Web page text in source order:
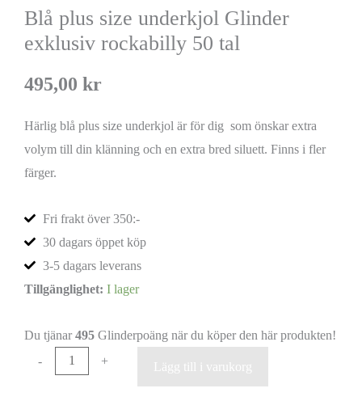
Blå plus size underkjol Glinder
exklusiv rockabilly 50 tal
495,00 kr
Härlig blå plus size underkjol är för dig som önskar extra
volym till din klänning och en extra bred siluett. Finns i fler
färger.
Fri frakt över 350:-
30 dagars öppet köp
3-5 dagars leverans
Tillgänglighet: I lager
Du tjänar 495 Glinderpoäng när du köper den här produkten!
-
+ Lägg till i varukorg